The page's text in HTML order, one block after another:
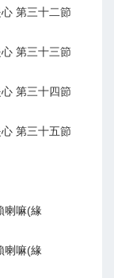
第三十二節
第三十三節
第三十四節
第三十五節
喇嘛(緣
喇嘛(緣